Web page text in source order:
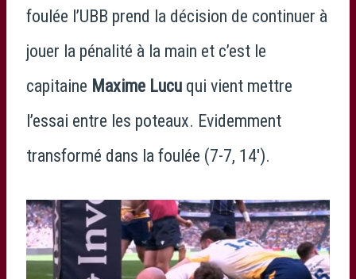
foulée l’UBB prend la décision de continuer à
jouer la pénalité à la main et c’est le
capitaine Maxime Lucu qui vient mettre
l’essai entre les poteaux. Evidemment
transformé dans la foulée (7-7, 14′).